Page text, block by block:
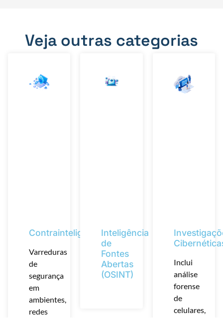
Veja outras categorias
Contrainteligência
Varreduras
de
segurança
em
ambientes,
redes
Inteligência
de
Fontes
Abertas
(OSINT)
Inclui
análise
forense
de
celulares,